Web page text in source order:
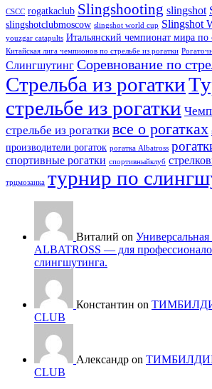
CSCC rogatkaclub Slingshooting slingshot
slingshotclubmoscow slingshot world cup Slingshot
youzgar catapults Итальянский чемпионат мира по
Китайская лига чемпионов по стрельбе из рогатки
Слингшутинг Соревнование по
Стрельба из рогатки
стрельбе из рогатки
стрельбе из рогатки все о рогатках
производители рогаток рогатка Albatross
спортивные рогатки спортивныйклуб
трцмозаика турнир по
Виталий on Универсальная
ALBATROSS — для
слингшутинга.
Константин on
CLUB
Александр on
CLUB